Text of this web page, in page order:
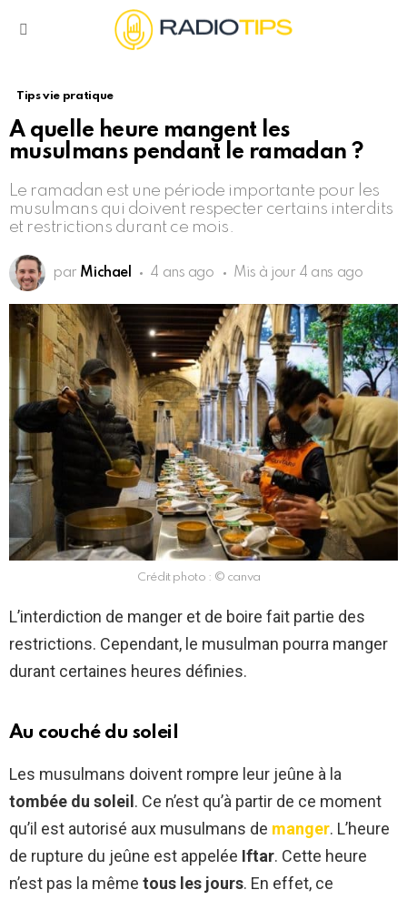
Tips vie pratique
A quelle heure mangent les
musulmans pendant le ramadan ?
Le ramadan est une période importante pour les
musulmans qui doivent respecter certains interdits
et restrictions durant ce mois.
par Michael 4 ans ago Mis à jour 4 ans ago
Crédit photo : © canva
L’interdiction de manger et de boire fait partie des
restrictions. Cependant, le musulman pourra manger
durant certaines heures définies.
Au couché du soleil
Les musulmans doivent rompre leur jeûne à la
tombée du soleil . Ce n’est qu’à partir de ce moment
qu’il est autorisé aux musulmans de manger. L’heure
de rupture du jeûne est appelée Iftar. Cette heure
n’est pas la même tous les jours. En effet, ce